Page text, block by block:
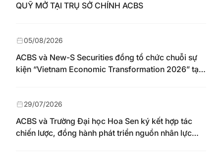
QUỸ MỞ TẠI TRỤ SỞ CHÍNH ACBS
ACBS và New-S Securities đồng tổ chức chuỗi sự
kiện “Vietnam Economic Transformation 2026” tại
05/08/2026
ACBS và Trường Đại học Hoa Sen ký kết hợp tác
chiến lược, đồng hành phát triển nguồn nhân lực
29/07/2026